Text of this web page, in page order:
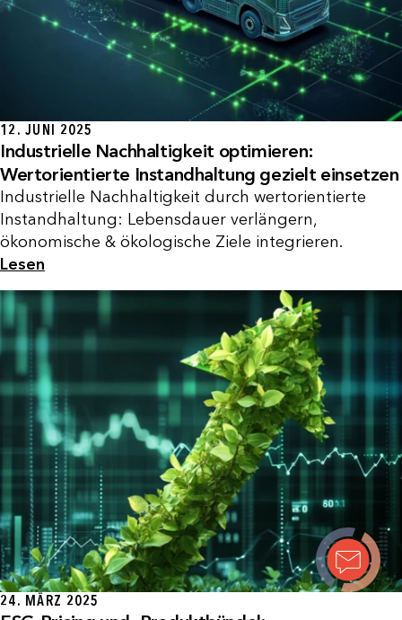
12. JUNI 2025
Industrielle Nachhaltigkeit optimieren:
Wertorientierte Instandhaltung gezielt einsetzen
Industrielle Nachhaltigkeit durch wertorientierte
Instandhaltung: Lebensdauer verlängern,
ökonomische & ökologische Ziele integrieren.
Lesen
24. MÄRZ 2025